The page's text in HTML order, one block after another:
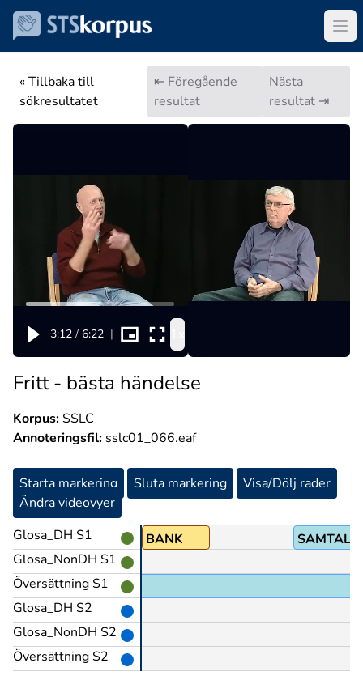
« Tillbaka till
sökresultatet
⇤ Föregående
resultat
Nästa
resultat ⇥
3:12 / 6:22 |
Fritt - bästa händelse
Korpus:SSLC
Annoteringsfil: sslc01_066.eaf
Starta markering Sluta markering
Visa/Dölj rader
Ändra videovyer
Glosa_DH S1
Glosa_NonDH S1
Översättning S1
Glosa_DH S2
Glosa_NonDH S2
Översättning S2
BANK SAMTALA